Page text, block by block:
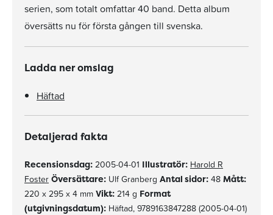
serien, som totalt omfattar 40 band. Detta album
översätts nu för första gången till svenska.
Ladda ner omslag
Häftad
Detaljerad fakta
Recensionsdag: 2005-04-01 Illustratör: Harold R
Foster Översättare: Ulf Granberg Antal sidor: 48 Mått:
220 x 295 x 4 mm Vikt: 214 g Format
(utgivningsdatum): Häftad, 9789163847288 (2005-04-01)